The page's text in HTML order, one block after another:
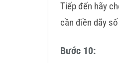
Tiếp đến hãy
cần điền dãy
Bước 10: